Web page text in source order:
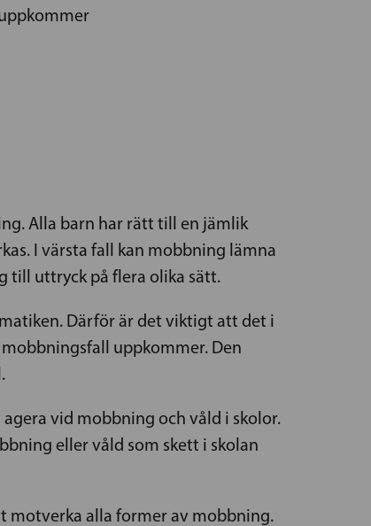
Alla barn har rätt till en jämlik
I värsta fall kan mobbning lämna
till uttryck på flera olika sätt.
Därför är det viktigt att det i
uppkommer. Den
vid mobbning och våld i skolor.
eller våld som skett i skolan
motverka alla former av mobbning.